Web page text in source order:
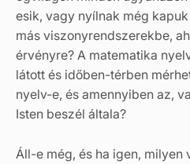
esik, vagy nyílnak még
más viszonyrendszerekbe,
érvényre? A matematika
látott és időben-térben
nyelv-e, és amennyiben az,
Isten beszél általa?
Áll-e még, és ha igen, milyen